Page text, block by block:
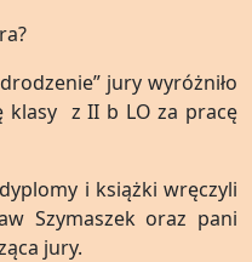
jury wyróżniło
klasy z II b LO za pracę
i książki wręczyli
Szymaszek oraz pani
jury.